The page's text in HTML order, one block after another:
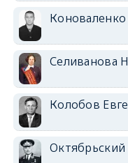
Селиванова
Колобов